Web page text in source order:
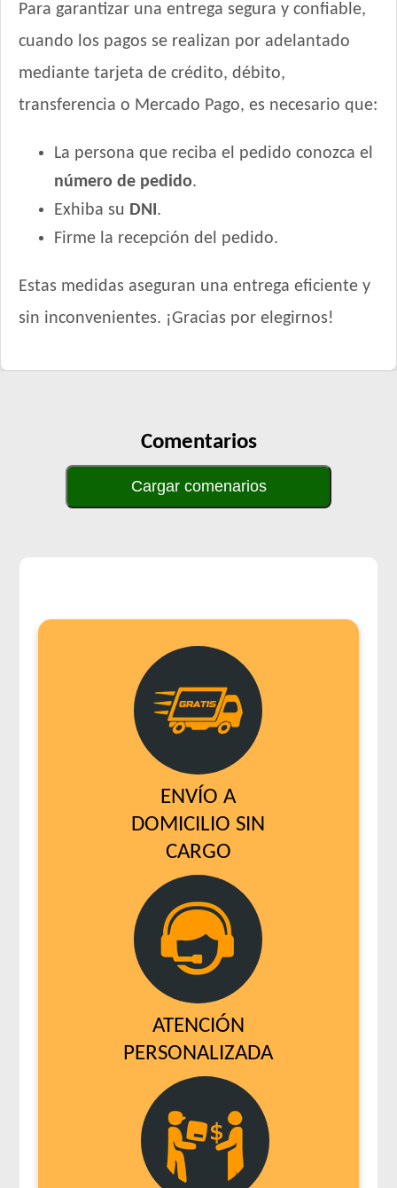
Para garantizar una entrega segura y confiable,
cuando los pagos se realizan por adelantado
mediante tarjeta de crédito, débito,
transferencia o Mercado Pago, es necesario que:
La persona que reciba el pedido conozca el
número de pedido.
Exhiba su DNI.
Firme la recepción del pedido.
Estas medidas aseguran una entrega eficiente y
sin inconvenientes. ¡Gracias por elegirnos!
Comentarios
Cargar comenarios
ENVÍO A
DOMICILIO SIN
CARGO
ATENCIÓN
PERSONALIZADA